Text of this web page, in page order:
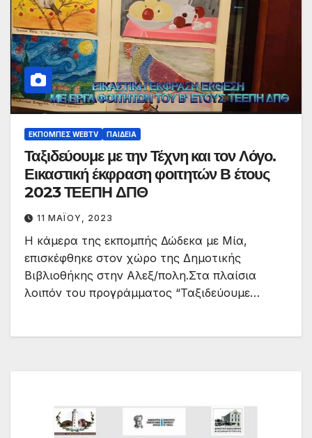
ΕΚΠΟΜΠΈΣ WEBTV ΠΑΙΔΕΊΑ
Ταξιδεύουμε με την Τέχνη και τον Λόγο.
Εικαστική έκφραση φοιτητών Β έτους
2023 ΤΕΕΠΗ ΔΠΘ
11 ΜΑΪ́ΟΥ, 2023
Η κάμερα της εκπομπής Δώδεκα με Μία,
επισκέφθηκε στον χώρο της Δημοτικής
Βιβλιοθήκης στην Αλεξ/πολη.Στα πλαίσια
λοιπόν του προγράμματος “Ταξιδεύουμε…